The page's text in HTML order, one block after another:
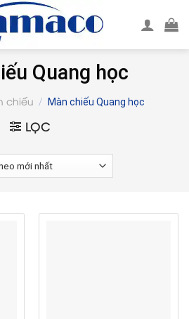
Quang học
chiếu / Màn chiếu Quang học
LỌC